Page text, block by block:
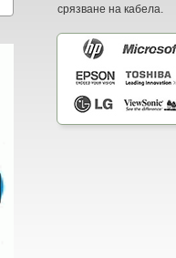
срязване на кабела.